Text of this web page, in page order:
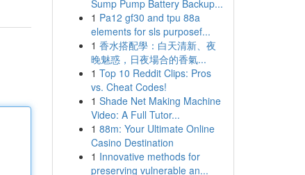
Sump Pump Battery Backup...
1 Pa12 gf30 and tpu 88a
elements for sls purposef...
1 香水搭配學：白天清新、夜
晚魅惑，日夜場合的香氣...
1 Top 10 Reddit Clips: Pros
vs. Cheat Codes!
1 Shade Net Making Machine
Video: A Full Tutor...
1 88m: Your Ultimate Online
Casino Destination
1 Innovative methods for
preserving vulnerable an...